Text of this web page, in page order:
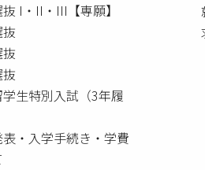
I・II・III【専願】
生特別入試（3年履
・入学手続き・学費